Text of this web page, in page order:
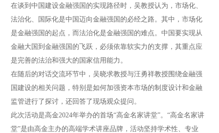
在谈到中国建设金融强国的实现路径时，吴教授认为，市场化、
法治化、国际化是中国迈向金融强国的必经之路。其中，市场化
是金融强国的起点，而法治化是金融强国的难点。中国要实现从
金融大国到金融强国的飞跃，必须依靠软实力的支撑，其重点应
是完善的法治和强大的国家信用能力。
在随后的对话交流环节中，吴晓求教授与汪勇祥教授围绕金融强
国建设的相关问题，特别是如何加强资本市场的制度设计和金融
监管进行了探讨，还回答了现场观众提问。
此次活动是高金2024年举办的首场“高金名家讲堂”。“高金名家讲
堂”是由高金主办的高端学术讲座品牌，活动坚持学术性、专业